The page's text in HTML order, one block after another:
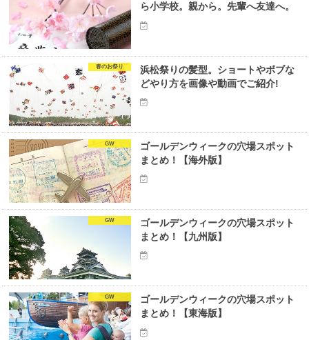
ら小学校。親から。先輩へ友達へ。
春のお祭り
浜松祭りの髪型。ショートやボブな
どやり方を画像や動画でご紹介!
GW
ゴールデンウィークの穴場スポット
まとめ！【海外版】
GW
ゴールデンウィークの穴場スポット
まとめ！【九州版】
GW
ゴールデンウィークの穴場スポット
まとめ！【東海版】